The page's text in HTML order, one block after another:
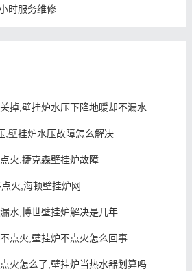
时服务维修
掉,壁挂炉水压下降地暖却不漏水
,壁挂炉水压故障怎么解决
火,捷克森壁挂炉故障
火,海顿壁挂炉网
水,博世壁挂炉解决是几年
点火,壁挂炉不点火怎么回事
火怎么了,壁挂炉当热水器划算吗